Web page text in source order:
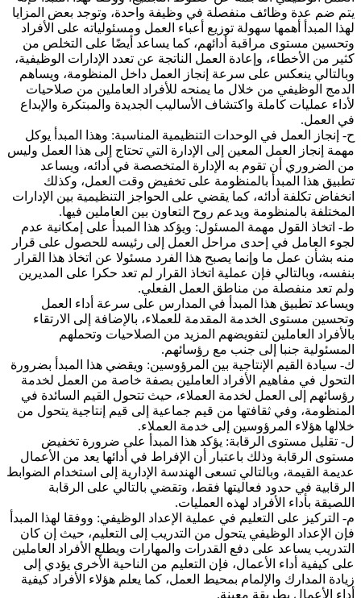
يتم ضم عدة وظائف منفصلة في وظيفة واحدة، وتوجد بعض المزايا
لهذا المبدأ أهمها سهولة توزيع أعباء العمل ومسئولياته على الأفراد
وتحسين مستوى مراقبة أدائهم، كما يساعد أيضًا على التخلص من
كثير من الأخطاء، وإعادة العمل الناتجة عن تعدد الإدارات الوظيفية،
وبالتالي ينعكس على سرعة إنجاز العمل داخل المنظومة، ويساهم
الدمج الوظيفي من خلال ما يمنحه للأفراد العاملين من صلاحيات
لأداء عمليات كاملة واكتشاف الأساليب الجديدة والمبتكرة والإبداع
في العمل.
ح- إنجاز العمل في الوحدات التنظيمية المناسبة: وهذا المبدأ يوكل
مهمة إنجاز العمل المعين إلى الإدارة التي تحتاج إلى هذا العمل وليس
من الضروري أن تقوم به الإدارة المتخصصة في أدائه، ويساعد
تطبيق هذا المبدأ بالمنظومة على تخفيض وقت العمل، وكذلك
انخفاض تكلفة أدائه، كما يقضي على الحواجز التنظيمية بين الإدارات
المختلفة بالمنظومة ويدعم روح التعاون بين العاملين فيها.
ط- اتخاذ القول مهمة المسئول: ويؤكد هذا المبدأ على إمكانية عدم
لجوء العامل في إحدى مراحل العمل إلى رئيسه للحصول على قرار
منه بشأن عمل ما وإنما يصبح هذا الفرد مسئولا عن اتخاذ هذا القرار
بنفسه، وبالتالي فإن عملية اتخاذ القرار لم تعد حكرا على المديرين
ولم تعد منفصلة من مناطق العمل الفعلي.
ويساعد تطبيق هذا المبدأ في المدارس على سرعة أداء العمل
وتحسين مستوى الخدمة المقدمة للعملاء، بالإضافة إلى الارتقاء
بالأفراد العاملين لتفويضهم المزيد من الصلاحيات وتحملهم
المسئولية جنبا إلى جنب مع رؤسائهم.
ك- سيادة القيم الإنتاجية بين المرؤوسين: ويقضي هذا المبدأ بضرورة
التحول في مفاهيم الأفراد العاملين بصفة خاصة من العمل لخدمة
رؤسائهم إلى العمل لخدمة العملاء، حيث تتحول القيم السائدة في
المنظومة، وفي ثقافتها من قيم جماعية إلى قيم إنتاجية يتحول من
خلالها هؤلاء المرؤوسين إلى خدمة العملاء.
ل- تقليل مستوى الرقابة: يؤكد هذا المبدأ على ضرورة تخفيض
مستوى الرقابة وذلك باعتبار أن الإفراط في أدائها يعد من الأعمال
عديمة القيمة، وبالتالي تسعى الهندسة الإدارية إلى استخدام الضوابط
الرقابية في حدود فعاليتها فقط، وتقضي بالتالي على الرقابة
اللصيقة بأداء الأفراد لهذه العمليات.
م- التركيز على التعليم في عملية الإعداد الوظيفي: ووفقا لهذا المبدأ
فإن الإعداد الوظيفي يتحول من التدريب إلى التعليم، حيث إن كان
التدريب يساعد على دفع القدرات والمهارات ويطلع الأفراد العاملين
على كيفية أداء الأعمال، فإن التعليم من الناحية الأخرى يؤدي إلى
زيادة المدارك والإلمام بمحيط العمل، كما يعلم هؤلاء الأفراد كيفية
أداء الأعمال بطريقة معينة.